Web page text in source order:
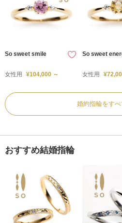
So sweet smile
女性用 ¥104,000 ～
So sweet
女性用
婚約指輪をす
おすすめ結婚指輪